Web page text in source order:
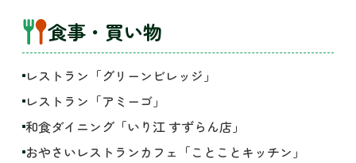
食事・買い物
レストラン「グリーンビレッジ」
レストラン「アミーゴ」
和食ダイニング「いり江 すずらん店」
おやさいレストランカフェ「ことことキッチン」